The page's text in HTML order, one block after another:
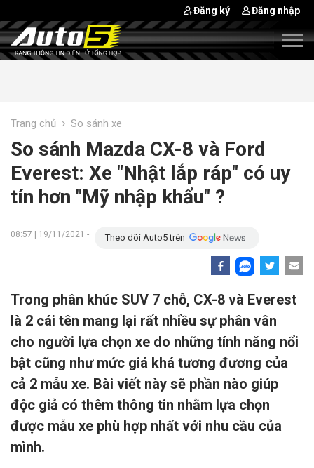
Đăng ký Đăng nhập
Trang chủ › So sánh xe
So sánh Mazda CX-8 và Ford
Everest: Xe "Nhật lắp ráp" có uy
tín hơn "Mỹ nhập khẩu" ?
08:57 | 19/11/2021 - Theo dõi Auto5 trên
Trong phân khúc SUV 7 chỗ, CX-8 và Everest
là 2 cái tên mang lại rất nhiều sự phân vân
cho người lựa chọn xe do những tính năng nổi
bật cũng như mức giá khá tương đương của
cả 2 mẫu xe. Bài viết này sẽ phần nào giúp
độc giả có thêm thông tin nhằm lựa chọn
được mẫu xe phù hợp nhất với nhu cầu của
mình.